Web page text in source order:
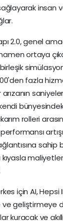
insan
2.0, genel
ortaya
birleşik
fazla
rolleri
performansı
kıyasla
için AI,
geliştirmeye
kuracak ve